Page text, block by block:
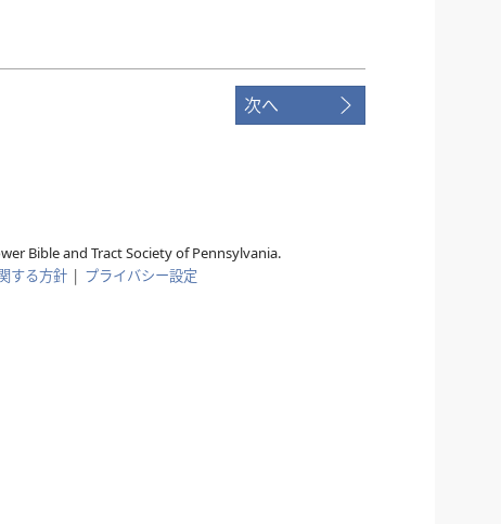
次へ
Bible and Tract Society of Pennsylvania.
する方針 | プライバシー設定